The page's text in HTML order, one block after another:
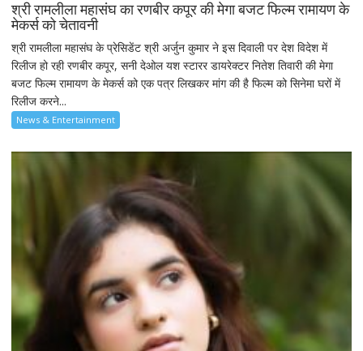
श्री रामलीला महासंघ का रणबीर कपूर की मेगा बजट फिल्म रामायण के
मेकर्स को चेतावनी
श्री रामलीला महासंघ के प्रेसिडेंट श्री अर्जुन कुमार ने इस दिवाली पर देश विदेश में
रिलीज हो रही रणबीर कपूर, सनी देओल यश स्टारर डायरेक्टर नितेश तिवारी की मेगा
बजट फिल्म रामायण के मेकर्स को एक पत्र लिखकर मांग की है फिल्म को सिनेमा घरों में
रिलीज करने...
News & Entertainment